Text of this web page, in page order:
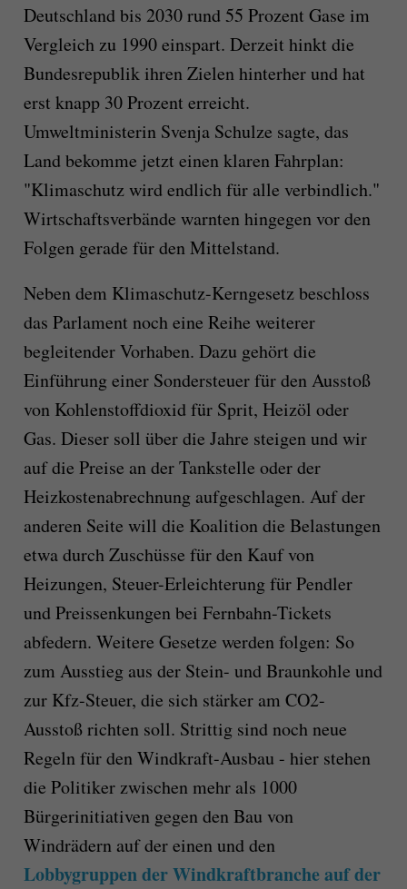
Deutschland bis 2030 rund 55 Prozent Gase im
Vergleich zu 1990 einspart. Derzeit hinkt die
Bundesrepublik ihren Zielen hinterher und hat
erst knapp 30 Prozent erreicht.
Umweltministerin Svenja Schulze sagte, das
Land bekomme jetzt einen klaren Fahrplan:
"Klimaschutz wird endlich für alle verbindlich."
Wirtschaftsverbände warnten hingegen vor den
Folgen gerade für den Mittelstand.
Neben dem Klimaschutz-Kerngesetz beschloss
das Parlament noch eine Reihe weiterer
begleitender Vorhaben. Dazu gehört die
Einführung einer Sondersteuer für den Ausstoß
von Kohlenstoffdioxid für Sprit, Heizöl oder
Gas. Dieser soll über die Jahre steigen und wir
auf die Preise an der Tankstelle oder der
Heizkostenabrechnung aufgeschlagen. Auf der
anderen Seite will die Koalition die Belastungen
etwa durch Zuschüsse für den Kauf von
Heizungen, Steuer-Erleichterung für Pendler
und Preissenkungen bei Fernbahn-Tickets
abfedern. Weitere Gesetze werden folgen: So
zum Ausstieg aus der Stein- und Braunkohle und
zur Kfz-Steuer, die sich stärker am CO2-
Ausstoß richten soll. Strittig sind noch neue
Regeln für den Windkraft-Ausbau - hier stehen
die Politiker zwischen mehr als 1000
Bürgerinitiativen gegen den Bau von
Windrädern auf der einen und den
Lobbygruppen der Windkraftbranche auf der